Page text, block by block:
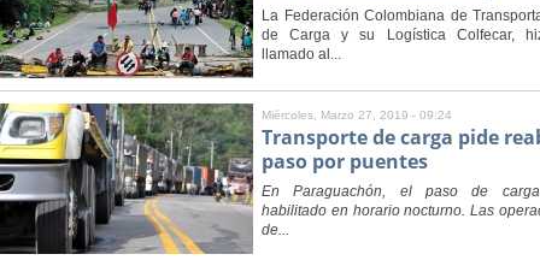
La Federación Colombiana de
de Carga y su Logística Colfecar,
llamado al...
Miércoles, Marzo 27, 2019 - 09:24
Transporte de carga pide
paso por puentes
En Paraguachón, el paso de
habilitado en horario nocturno. Las
de...